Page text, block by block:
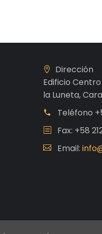
Dirección
Edificio
la Luneta,
Teléfono
Fax: +58
Email: